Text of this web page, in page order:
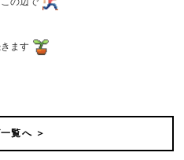
ます
覧へ ＞